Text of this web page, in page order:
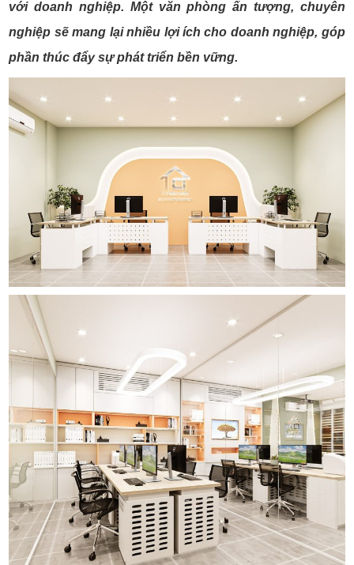
với doanh nghiệp. Một văn phòng ấn tượng, chuyên
nghiệp sẽ mang lại nhiều lợi ích cho doanh nghiệp, góp
phần thúc đẩy sự phát triển bền vững.